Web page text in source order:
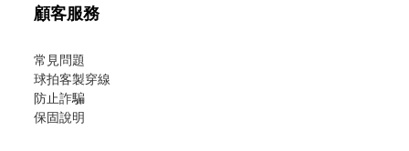
顧客服務
常見問題
球拍客製穿線
防止詐騙
保固說明